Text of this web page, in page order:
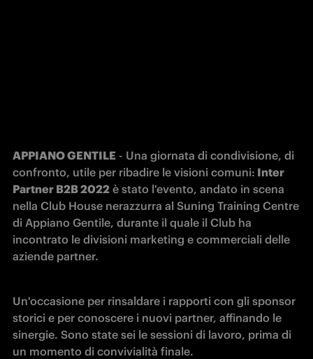
APPIANO GENTILE - Una giornata di condivisione, di
confronto, utile per ribadire le visioni comuni: Inter
Partner B2B 2022 è stato l'evento, andato in scena
nella Club House nerazzurra al Suning Training Centre
di Appiano Gentile, durante il quale il Club ha
incontrato le divisioni marketing e commerciali delle
aziende partner.
Un'occasione per rinsaldare i rapporti con gli sponsor
storici e per conoscere i nuovi partner, affinando le
sinergie. Sono state sei le sessioni di lavoro, prima di
un momento di convivialità finale.